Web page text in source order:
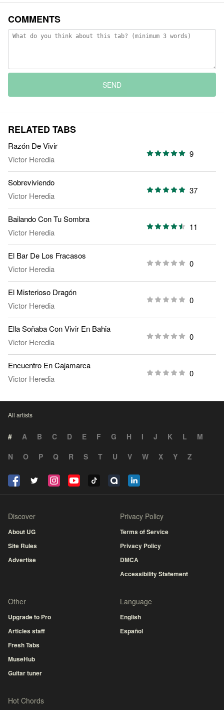
COMMENTS
SEND
RELATED TABS
Razón De Vivir
Victor Heredia
9
Sobreviviendo
Victor Heredia
37
Bailando Con Tu Sombra
Victor Heredia
11
El Bar De Los Fracasos
Victor Heredia
0
El Misterioso Dragón
Victor Heredia
0
Ella Soñaba Con Vivir En Bahia
Victor Heredia
0
Encuentro En Cajamarca
Victor Heredia
0
All artists
# A B C D E F G H I J K L
M
N
O P Q R S T U V W X Y Z
Discover
About UG
Site Rules
Advertise
Privacy Policy
Terms of Service
Privacy Policy
DMCA
Accessibility Statement
Other
Upgrade to Pro
Articles staff
Fresh Tabs
MuseHub
Guitar tuner
Language
English
Español
Hot Chords